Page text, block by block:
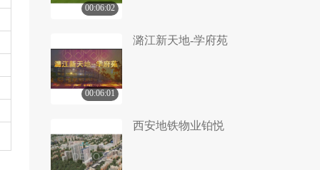
00:06:02
00:06:01
潞江新天地-学府苑
西安地铁物业铂悦